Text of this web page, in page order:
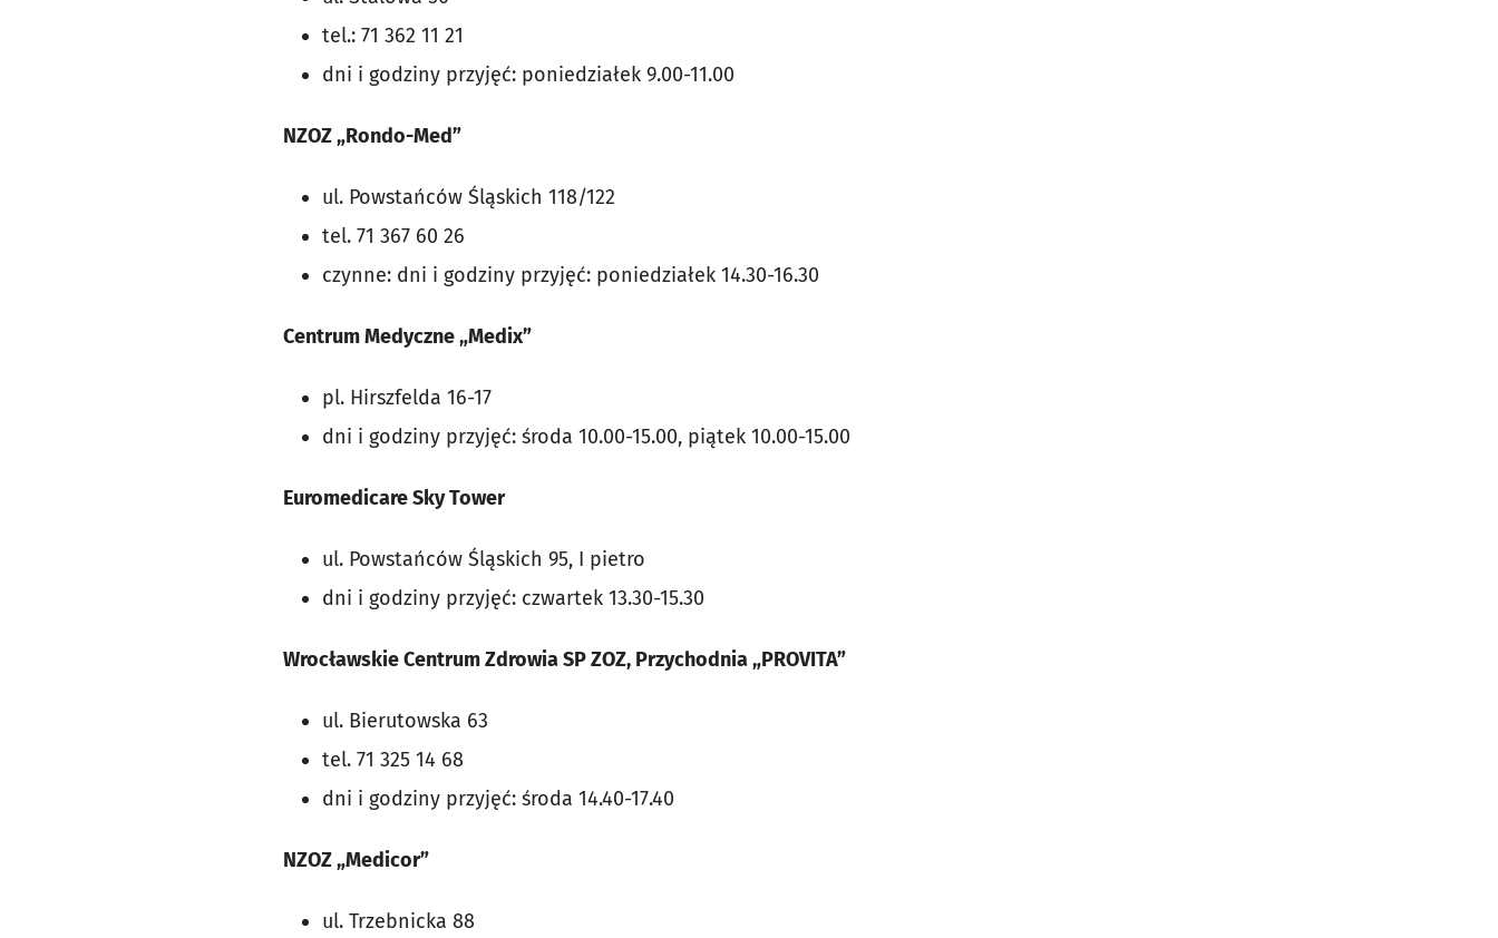
tel.: 71 362 11 21
dni i godziny przyjęć: poniedziałek 9.00-11.00
NZOZ „Rondo-Med”
ul. Powstańców Śląskich 118/122
tel. 71 367 60 26
czynne: dni i godziny przyjęć: poniedziałek 14.30-16.30
Centrum Medyczne „Medix”
pl. Hirszfelda 16-17
dni i godziny przyjęć: środa 10.00-15.00, piątek 10.00-15.00
Euromedicare Sky Tower
ul. Powstańców Śląskich 95, I pietro
dni i godziny przyjęć: czwartek 13.30-15.30
Wrocławskie Centrum Zdrowia SP ZOZ, Przychodnia „PROVITA”
ul. Bierutowska 63
tel. 71 325 14 68
dni i godziny przyjęć: środa 14.40-17.40
NZOZ „Medicor”
ul. Trzebnicka 88